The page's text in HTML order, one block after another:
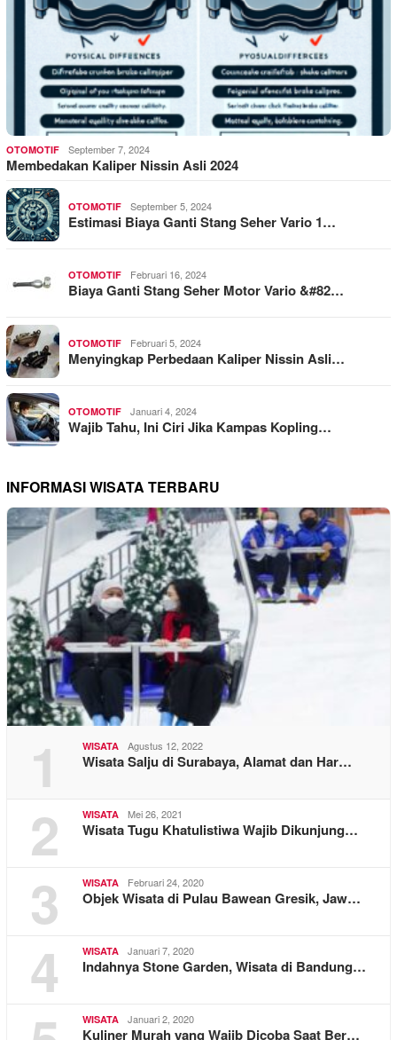
OTOMOTIF September 7, 2024
Membedakan Kaliper Nissin Asli 2024
OTOMOTIF September 5, 2024
Estimasi Biaya Ganti Stang Seher Vario 1…
OTOMOTIF Februari 16, 2024
Biaya Ganti Stang Seher Motor Vario &#82…
OTOMOTIF Februari 5, 2024
Menyingkap Perbedaan Kaliper Nissin Asli…
OTOMOTIF Januari 4, 2024
Wajib Tahu, Ini Ciri Jika Kampas Kopling…
INFORMASI WISATA TERBARU
1 WISATA Agustus 12, 2022
Wisata Salju di Surabaya, Alamat dan Har…
2 WISATA Mei 26, 2021
Wisata Tugu Khatulistiwa Wajib Dikunjung…
3 WISATA Februari 24, 2020
Objek Wisata di Pulau Bawean Gresik, Jaw…
4 WISATA Januari 7, 2020
Indahnya Stone Garden, Wisata di Bandung…
WISATA Januari 2, 2020
Kuliner Murah yang Wajib Dicoba Saat Ber…